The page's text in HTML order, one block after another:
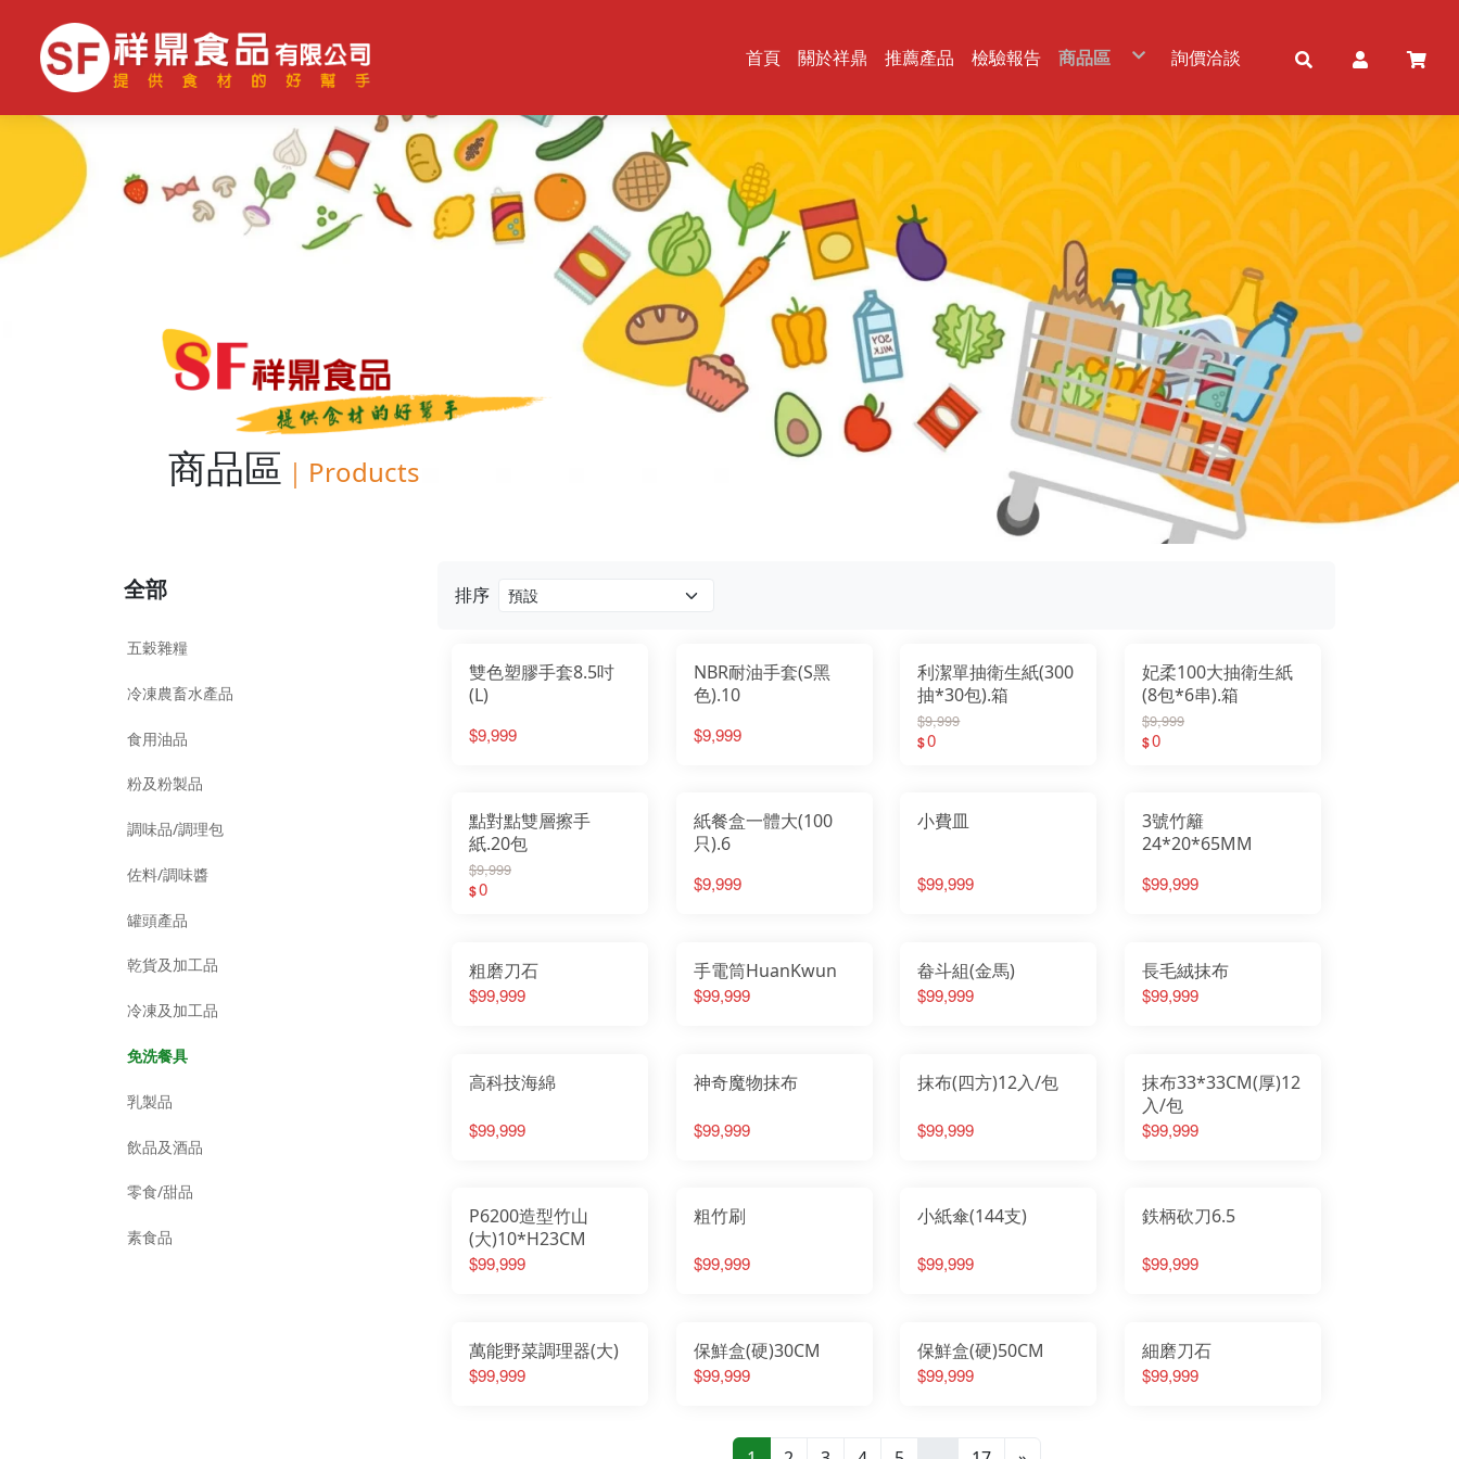
首頁 關於祥鼎 推薦產品 檢驗報告 商品區
粉及粉製品
詢價洽談
商品區 ｜ Products
排序
雙色塑膠手套8.5吋
(L)
$9,999
NBR耐油手套(S黑
色).10
$9,999
利潔單抽衛生紙(300
抽*30包).箱
$9,999
$0
妃柔100大抽衛生紙
(8包*6串).箱
$9,999
$0
點對點雙層擦手
紙.20包
$9,999
$0
紙餐盒一體大(100
只).6
$9,999
小費皿
$99,999
3號竹籬
24*20*65MM
$99,999
粗磨刀石
$99,999
手電筒HuanKwun
$99,999
畚斗組(金馬)
$99,999
長毛絨抹布
$99,999
高科技海綿
$99,999
神奇魔物抹布
$99,999
抹布(四方)12入/包
$99,999
抹布33*33CM(厚)12
入/包
$99,999
P6200造型竹山
(大)10*H23CM
$99,999
粗竹刷
$99,999
小紙傘(144支)
$99,999
鉄柄砍刀6.5
$99,999
萬能野菜調理器(大)
$99,999
保鮮盒(硬)30CM
$99,999
保鮮盒(硬)50CM
$99,999
細磨刀石
$99,999
全部
五穀雜糧
冷凍農畜水產品
食用油品
粉及粉製品
調味品/調理包
佐料/調味醬
罐頭產品
乾貨及加工品
冷凍及加工品
免洗餐具
乳製品
飲品及酒品
零食/甜品
素食品